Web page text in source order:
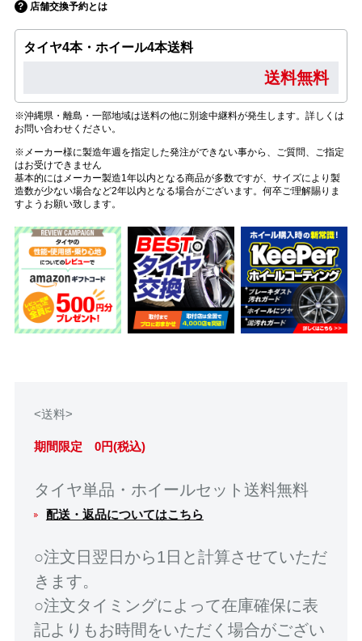
店舗交換予約とは
タイヤ4本・ホイール4本送料
送料無料
※沖縄県・離島・一部地域は送料の他に別途中継料が発生します。詳しくは
お問い合わせください。
※メーカー様に製造年週を指定した発注ができない事から、ご質問、ご指定
はお受けできません
基本的にはメーカー製造1年以内となる商品が多数ですが、サイズにより製
造数が少ない場合など2年以内となる場合がございます。何卒ご理解賜りま
すようお願い致します。
<送料>
期間限定 0円(税込)
タイヤ単品・ホイールセット送料無料
配送・返品についてはこちら
○注文日翌日から1日と計算させていただ
きます。
○注文タイミングによって在庫確保に表
記よりもお時間をいただく場合がござい